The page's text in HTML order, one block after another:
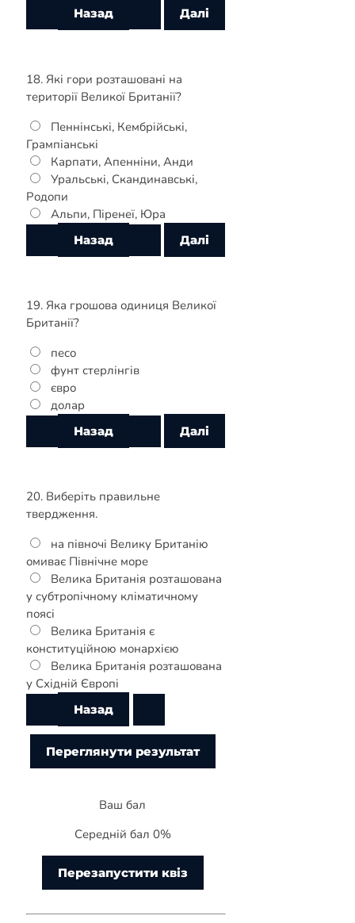
18. Які гори розташовані на
території Великої Британії?
Пеннінські, Кембрійські,
Грампіанські
Карпати, Апенніни, Анди
Уральські, Скандинавські,
Родопи
Альпи, Піренеї, Юра
19. Яка грошова одиниця Великої
Британії?
песо
фунт стерлінгів
євро
долар
20. Виберіть правильне
твердження.
на півночі Велику Британію
омиває Північне море
Велика Британія розташована
у субтропічному кліматичному
поясі
Велика Британія є
конституційною монархією
Велика Британія розташована
у Східній Європі
Ваш бал
Середній бал 0%
Перезапустити квіз